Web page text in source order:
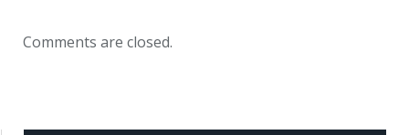
Comments are closed.